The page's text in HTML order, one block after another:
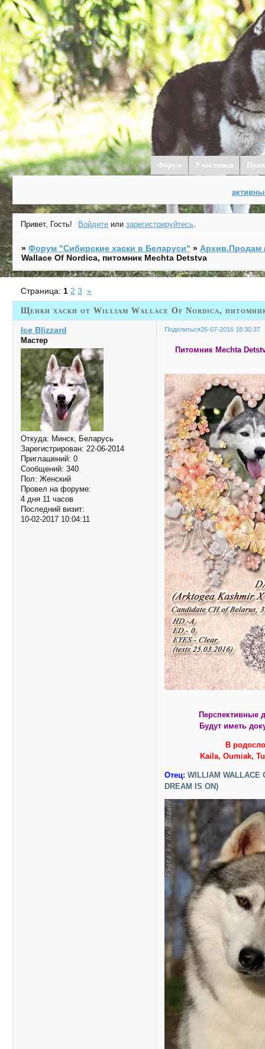
Форум Участники
Привет, Гость! Войдите илизарегистрируйтесь.
»Форум "Cибирские хаски в Беларуси" »Архив.Продам
Wallace Of Nordica, питомник Mechta Detstva
Щенки хаски от William Wallace Of Nordica,
Страница: 1 2 3 »
Поделиться26-07-2016 18:30:37
Ice Blizzard
Мастер
Откуда: Минск, Беларусь
Зарегистрирован: 22-06-2014
Приглашений: 0
Сообщений: 340
Пол: Женский
Провел на форуме:
4 дня 11 часов
Последний визит:
10-02-2017 10:04:11
Питомник Mechta
Перспективные
Будут иметь
В
Kaila, Oumiak,
Отец:WILLIAM WALLACE
DREAM IS ON)